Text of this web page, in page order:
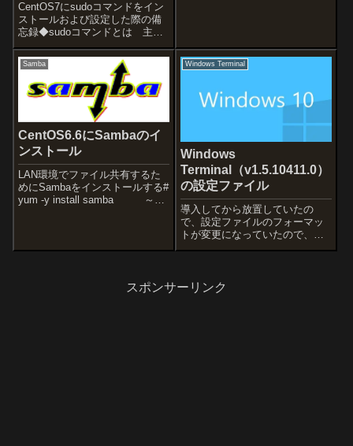
CentOS7にsudoコマンドをイン
ストールおよび設定した際の備
忘録◆sudoコマンドとは 主に
UNIX系のOSにおいて、ログイ
ンユーザが他のユーザ（一般的
に特権ユーザ「root」）の権限で
コマンドを実行する際に使用す
るコマンド詳細は公式...
Samba
CentOS6.6にSambaのイ
ンストール
LAN環境でファイル共有するた
めにSambaをインストールする#
yum -y install samba ～中
Windows Terminal
Windows
Terminal（v1.5.10411.0）
の設定ファイル
導入してから放置していたの
で、設定ファイルのフォーマッ
トが変更になっていたので、確
認のため…久しぶりに起動する
廃止されていて、設定ファイル
スポンサーリンク